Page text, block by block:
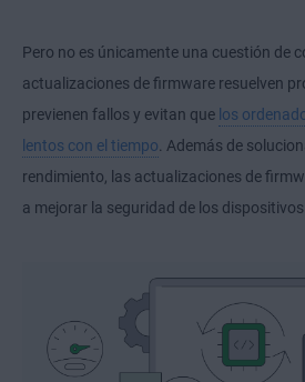
Pero no es únicamente una cuestión de
actualizaciones de firmware resuelven
previenen fallos y evitan que los
lentos con el tiempo . Además de
rendimiento, las actualizaciones de
a mejorar la seguridad de los dispositivos.